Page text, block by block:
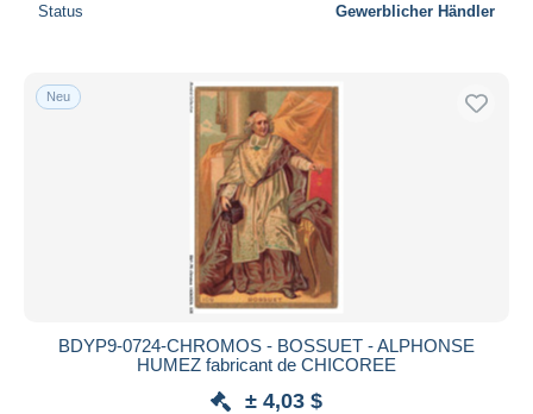
Status Gewerblicher Händler
Neu
BDYP9-0724-CHROMOS - BOSSUET - ALPHONSE
HUMEZ fabricant de CHICOREE
± 4,03 $